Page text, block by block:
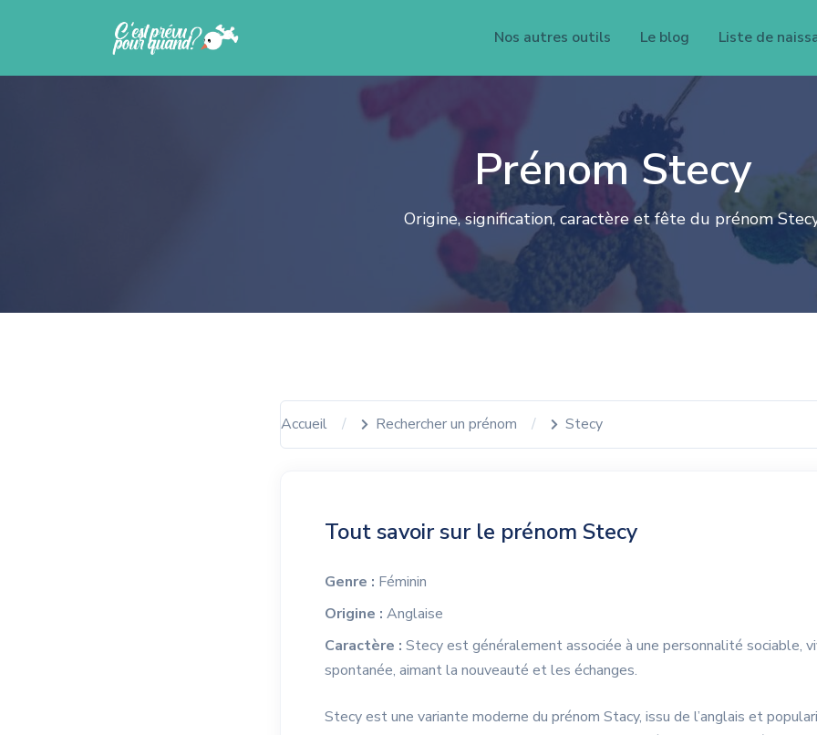
Nos autres outils Le blog Liste de
Prénom Stecy
Origine, signification, caractère et fête du prénom
Accueil Rechercher un prénom Stecy
Tout savoir sur le prénom Stecy
Genre : Féminin
Origine : Anglaise
Caractère : Stecy est généralement associée à une personnalité sociable,
spontanée, aimant la nouveauté et les échanges.
Stecy est une variante moderne du prénom Stacy, issu de l’anglais et